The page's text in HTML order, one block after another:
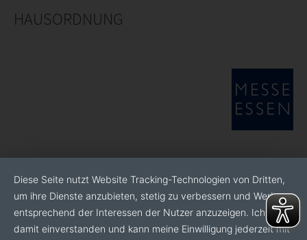
HAUSORDNUNG
Diese Seite nutzt Website Tracking-Technologien von Dritten,
um ihre Dienste anzubieten, stetig zu verbessern und Werbung
entsprechend der Interessen der Nutzer anzuzeigen. Ich bin
damit einverstanden und kann meine Einwilligung jederzeit mit